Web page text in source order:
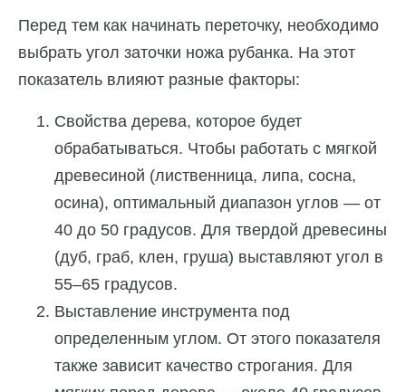
Перед тем как начинать переточку, необходимо
выбрать угол заточки ножа рубанка. На этот
показатель влияют разные факторы:
Свойства дерева, которое будет
обрабатываться. Чтобы работать с мягкой
древесиной (лиственница, липа, сосна,
осина), оптимальный диапазон углов — от
40 до 50 градусов. Для твердой древесины
(дуб, граб, клен, груша) выставляют угол в
55–65 градусов.
Выставление инструмента под
определенным углом. От этого показателя
также зависит качество строгания. Для